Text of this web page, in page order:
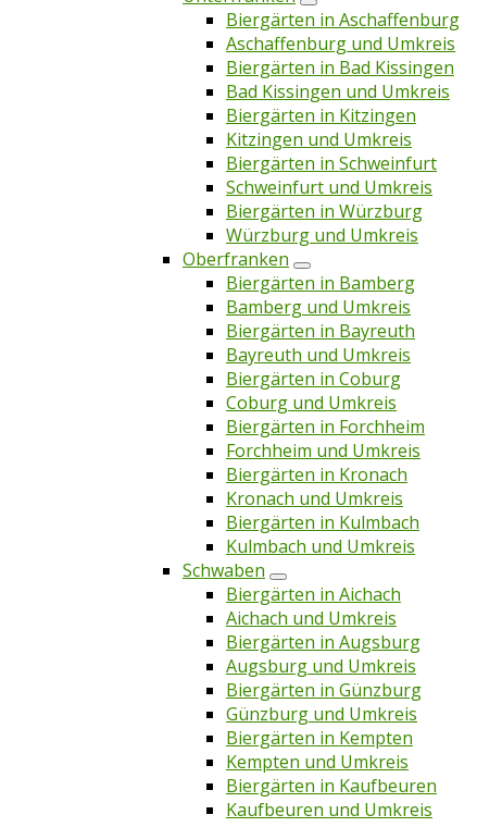
Biergärten in Aschaffenburg
Aschaffenburg und Umkreis
Biergärten in Bad Kissingen
Bad Kissingen und Umkreis
Biergärten in Kitzingen
Kitzingen und Umkreis
Biergärten in Schweinfurt
Schweinfurt und Umkreis
Biergärten in Würzburg
Würzburg und Umkreis
Oberfranken
Biergärten in Bamberg
Bamberg und Umkreis
Biergärten in Bayreuth
Bayreuth und Umkreis
Biergärten in Coburg
Coburg und Umkreis
Biergärten in Forchheim
Forchheim und Umkreis
Biergärten in Kronach
Kronach und Umkreis
Biergärten in Kulmbach
Kulmbach und Umkreis
Schwaben
Biergärten in Aichach
Aichach und Umkreis
Biergärten in Augsburg
Augsburg und Umkreis
Biergärten in Günzburg
Günzburg und Umkreis
Biergärten in Kempten
Kempten und Umkreis
Biergärten in Kaufbeuren
Kaufbeuren und Umkreis